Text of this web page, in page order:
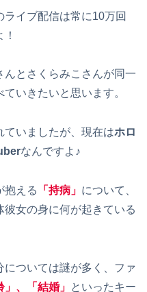
イブ配信は常に10万回
とさくらみこさんが同一
いきたいと思います。
ていましたが、現在はホロ
なんですよ♪
抱える 「持病」 について、
女の身に何が起きている
については謎が多く、ファ
」、「結婚」 といったキー